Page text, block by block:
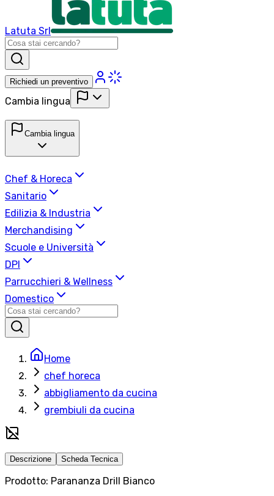
Latuta Srl
Richiedi un preventivo
Cambia lingua
Cambia lingua
Chef & Horeca
Sanitario
Edilizia & Industria
Merchandising
Scuole e Università
DPI
Parrucchieri & Wellness
Domestico
Home
chef horeca
abbigliamento da cucina
grembiuli da cucina
Descrizione Scheda Tecnica
Prodotto: Parananza Drill Bianco